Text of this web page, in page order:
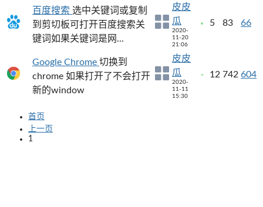
百度搜索 选中关键词或复制
到剪切板可打开百度搜索关
键词如果关键词是网...
皮皮
瓜
2020-
11-20
21:06
5 83 66
Google Chrome 切换到
chrome 如果打开了不会打开
新的window
皮皮
瓜
2020-
11-11
15:30
12 742 604
首页
上一页
1